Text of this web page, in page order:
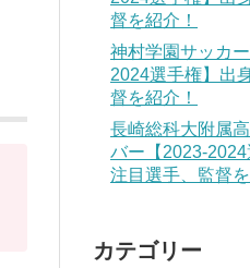
督を紹介！
神村学園サッカ
2024選手権】出
督を紹介！
長崎総科大附属
バー【2023-
注目選手、監督を
カテゴリー